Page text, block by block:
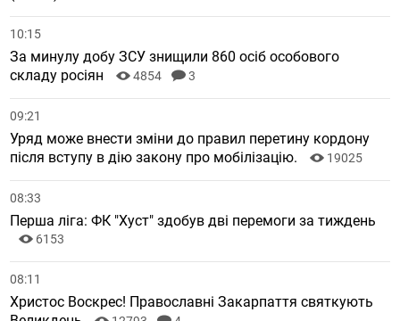
10:15
За минулу добу ЗСУ знищили 860 осіб особового
складу росіян
4854 3
09:21
Уряд може внести зміни до правил перетину кордону
після вступу в дію закону про мобілізацію.
19025
08:33
Перша ліга: ФК "Хуст" здобув дві перемоги за тиждень
6153
08:11
Христос Воскрес! Православні Закарпаття святкують